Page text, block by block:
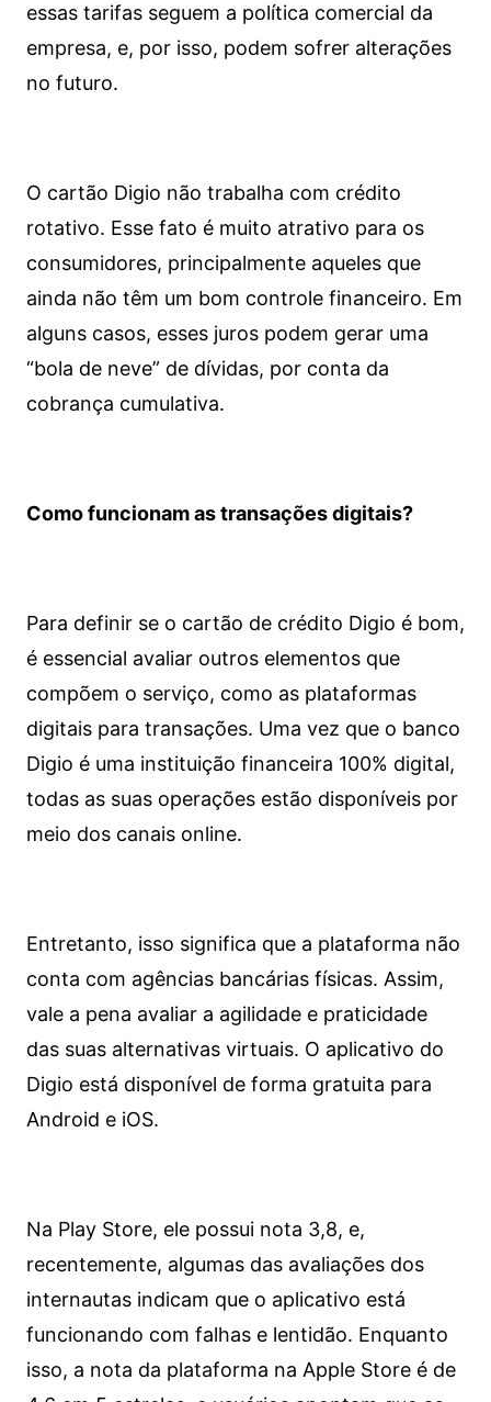
essas tarifas seguem a política comercial da
empresa, e, por isso, podem sofrer alterações
no futuro.
O cartão Digio não trabalha com crédito
rotativo. Esse fato é muito atrativo para os
consumidores, principalmente aqueles que
ainda não têm um bom controle financeiro. Em
alguns casos, esses juros podem gerar uma
“bola de neve” de dívidas, por conta da
cobrança cumulativa.
Como funcionam as transações digitais?
Para definir se o cartão de crédito Digio é bom,
é essencial avaliar outros elementos que
compõem o serviço, como as plataformas
digitais para transações. Uma vez que o banco
Digio é uma instituição financeira 100% digital,
todas as suas operações estão disponíveis por
meio dos canais online.
Entretanto, isso significa que a plataforma não
conta com agências bancárias físicas. Assim,
vale a pena avaliar a agilidade e praticidade
das suas alternativas virtuais. O aplicativo do
Digio está disponível de forma gratuita para
Android e iOS.
Na Play Store, ele possui nota 3,8, e,
recentemente, algumas das avaliações dos
internautas indicam que o aplicativo está
funcionando com falhas e lentidão. Enquanto
isso, a nota da plataforma na Apple Store é de